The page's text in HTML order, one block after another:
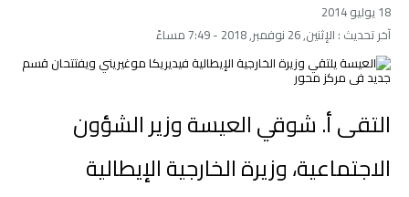
18 يوليو 2014
آخر تحديث : الإثنين, 26 نوفمبر, 2018 - 7:49 مساءً
التقى أ. شوقي العيسة وزير الشؤون
الاجتماعية، وزيرة الخارجية الإيطالية